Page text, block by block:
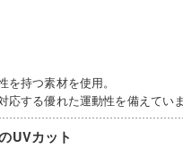
持つ素材を使用。
する優れた運動性を備えていま
UVカット